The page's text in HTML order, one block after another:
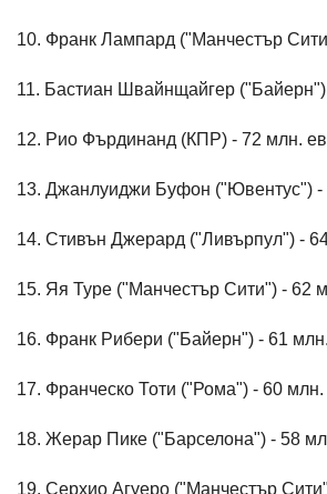
10. Франк Лампард ("Манчестър
11. Бастиан Швайнщайгер
12. Рио Фърдинанд (КПР) - 72 млн.
13. Джанлуиджи Буфон ("Ювентус") -
14. Стивън Джерард ("Ливърпул") -
15. Яя Туре ("Манчестър Сити") - 62
16. Франк Рибери ("Байерн") - 61
17. Франческо Тоти ("Рома") - 60
18. Жерар Пике ("Барселона") - 58
19. Серхио Агуеро ("Манчестър